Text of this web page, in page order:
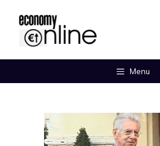
contenuto
Menu